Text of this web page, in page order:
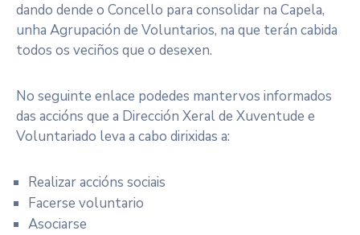
dando dende o Concello para consolidar na Capela,
unha Agrupación de Voluntarios, na que terán cabida
todos os veciños que o desexen.
No seguinte enlace podedes mantervos informados
das accións que a Dirección Xeral de Xuventude e
Voluntariado leva a cabo dirixidas a:
Realizar accións sociais
Facerse voluntario
Asociarse